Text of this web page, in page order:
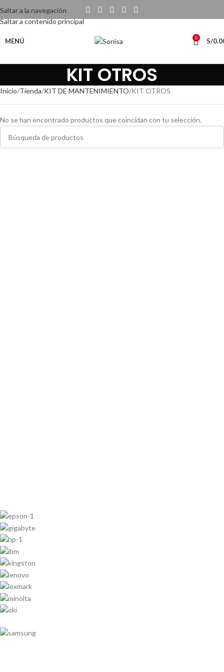
Saltar a la navegación
Saltar a contenido principal
MENÚ 0 S/
KIT OTROS
Inicio Tienda KIT DE MANTENIMIENTO KIT OTROS
No se han encontrado productos que coincidan con tu selección.